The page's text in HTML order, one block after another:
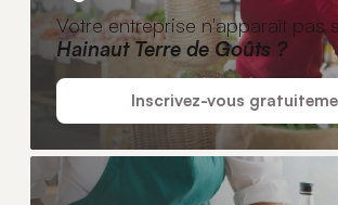
Votre entreprise n'apparaît pas
Hainaut Terre de Goûts ?
Inscrivez-vous